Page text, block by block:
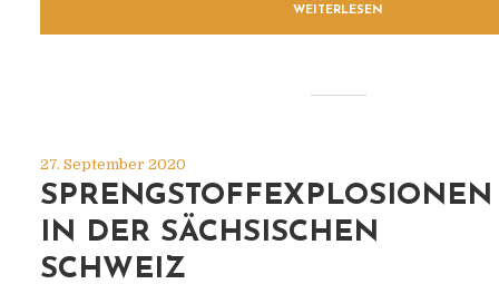
WEITERLESEN
27. September 2020
SPRENGSTOFFEXPLOSIONEN
IN DER SÄCHSISCHEN
SCHWEIZ